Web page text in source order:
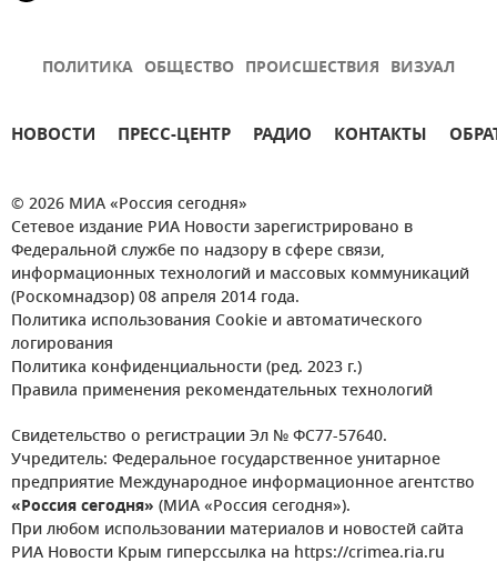
ПОЛИТИКА ОБЩЕСТВО ПРОИСШЕСТВИЯ ВИЗУАЛ
НОВОСТИ ПРЕСС-ЦЕНТР РАДИО КОНТАКТЫ
© 2026 МИА «Россия сегодня»
Сетевое издание РИА Новости зарегистрировано в
Федеральной службе по надзору в сфере связи,
информационных технологий и массовых коммуникаций
(Роскомнадзор) 08 апреля 2014 года.
Политика использования Cookie и автоматического
логирования
Политика конфиденциальности (ред. 2023 г.)
Правила применения рекомендательных технологий
Свидетельство о регистрации Эл № ФС77-57640.
Учредитель: Федеральное государственное унитарное
предприятие Международное информационное агентство
«Россия сегодня» (МИА «Россия сегодня»).
При любом использовании материалов и новостей сайта
РИА Новости Крым гиперссылка на https://crimea.ria.ru